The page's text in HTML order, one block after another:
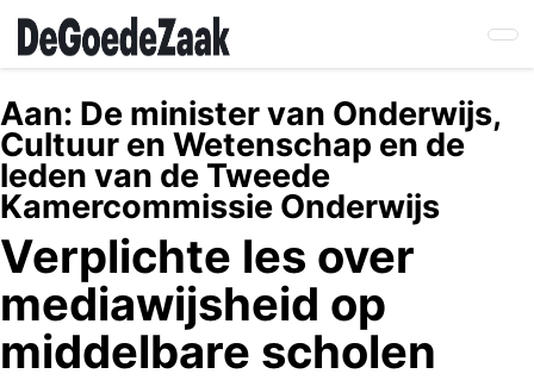
Skip
main
content
Aan: De minister van Onderwijs,
Cultuur en Wetenschap en de
leden van de Tweede
Kamercommissie Onderwijs
Verplichte les over
mediawijsheid op
middelbare scholen